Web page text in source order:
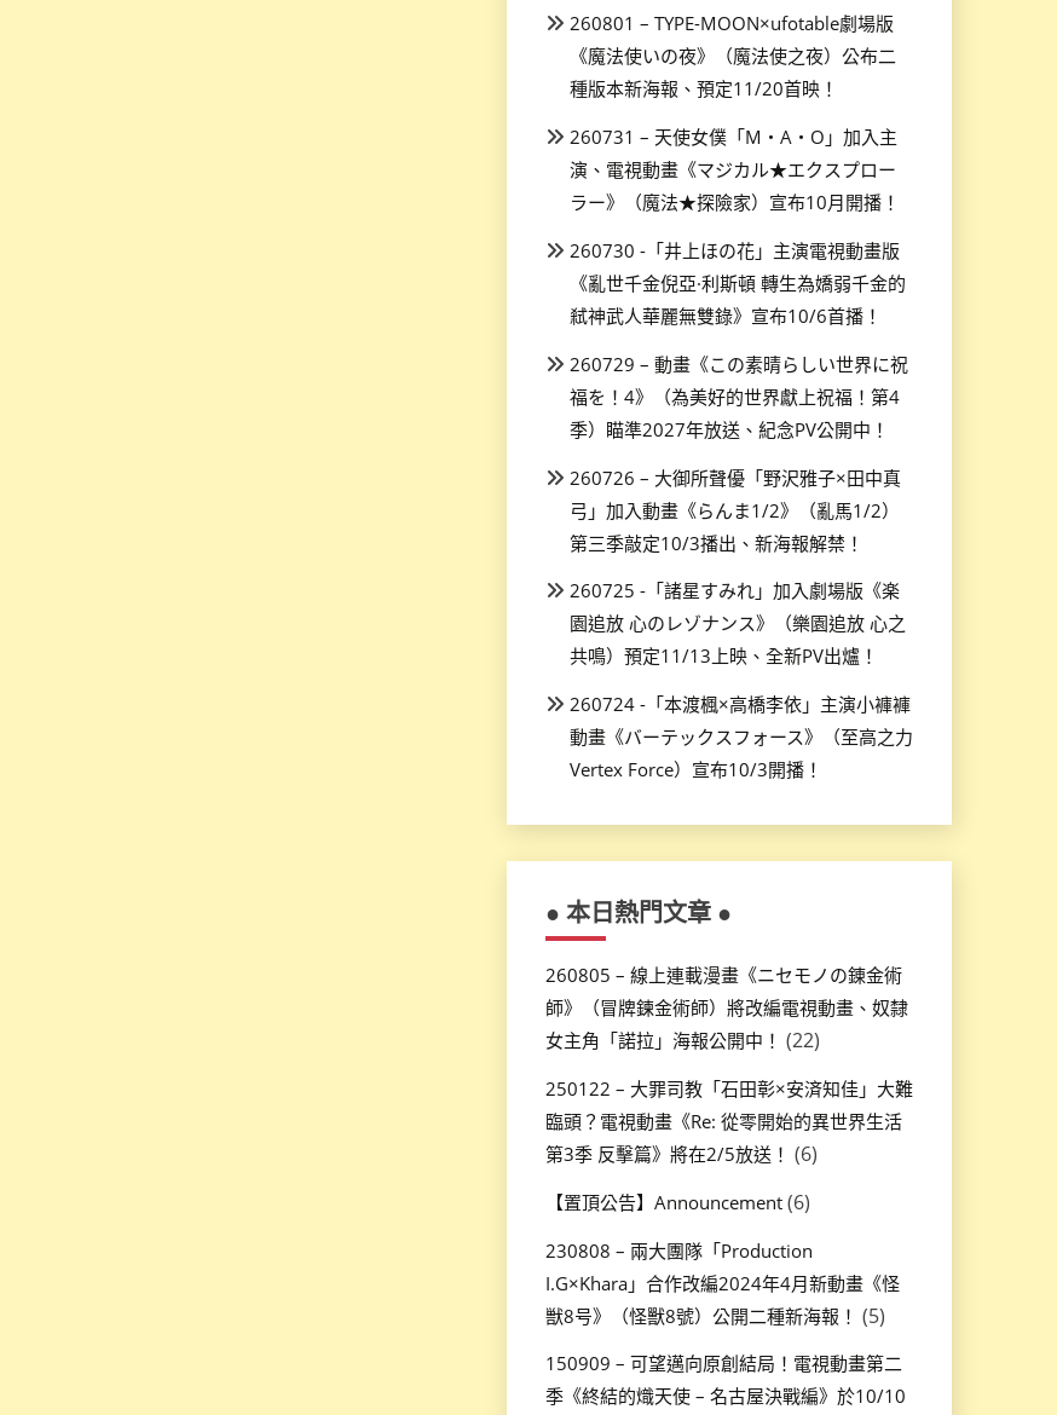
260801 – TYPE-MOON×ufotable劇場版
《魔法使いの夜》（魔法使之夜）公布二
種版本新海報、預定11/20首映！
260731 – 天使女僕「M・A・O」加入主
演、電視動畫《マジカル★エクスプロー
ラー》（魔法★探險家）宣布10月開播！
260730 -「井上ほの花」主演電視動畫版
《亂世千金倪亞·利斯頓 轉生為嬌弱千金的
弒神武人華麗無雙錄》宣布10/6首播！
260729 – 動畫《この素晴らしい世界に祝
福を！4》（為美好的世界獻上祝福！第4
季）瞄準2027年放送、紀念PV公開中！
260726 – 大御所聲優「野沢雅子×田中真
弓」加入動畫《らんま1/2》（亂馬1/2）
第三季敲定10/3播出、新海報解禁！
260725 -「諸星すみれ」加入劇場版《楽
園追放 心のレゾナンス》（樂園追放 心之
共鳴）預定11/13上映、全新PV出爐！
260724 -「本渡楓×高橋李依」主演小褲褲
動畫《バーテックスフォース》（至高之力
Vertex Force）宣布10/3開播！
● 本日熱門文章 ●
260805 – 線上連載漫畫《ニセモノの錬金術
師》（冒牌鍊金術師）將改編電視動畫、奴隸
女主角「諾拉」海報公開中！ (22)
250122 – 大罪司教「石田彰×安済知佳」大難
臨頭？電視動畫《Re: 從零開始的異世界生活
第3季 反擊篇》將在2/5放送！ (6)
【置頂公告】Announcement (6)
230808 – 兩大團隊「Production
I.G×Khara」合作改編2024年4月新動畫《怪
獣8号》（怪獸8號）公開二種新海報！ (5)
150909 – 可望邁向原創結局！電視動畫第二
季《終結的熾天使 – 名古屋決戰編》於10/10